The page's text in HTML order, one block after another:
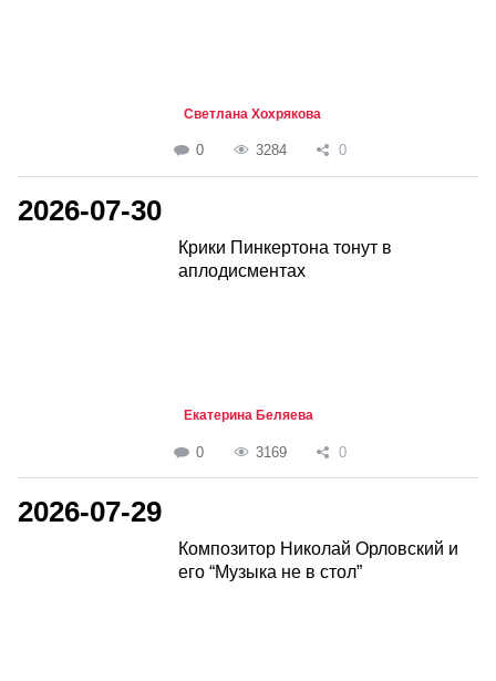
Светлана Хохрякова
0 3284 0
2026-07-30
Крики Пинкертона тонут в
аплодисментах
Екатерина Беляева
0 3169 0
2026-07-29
Композитор Николай Орловский и
его “Музыка не в стол”